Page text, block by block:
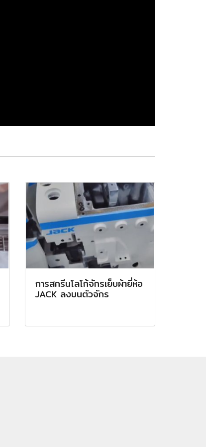
การสกรีนโลโก้จักรเย็บผ้ายี่ห้อ
JACK ลงบนตัวจักร